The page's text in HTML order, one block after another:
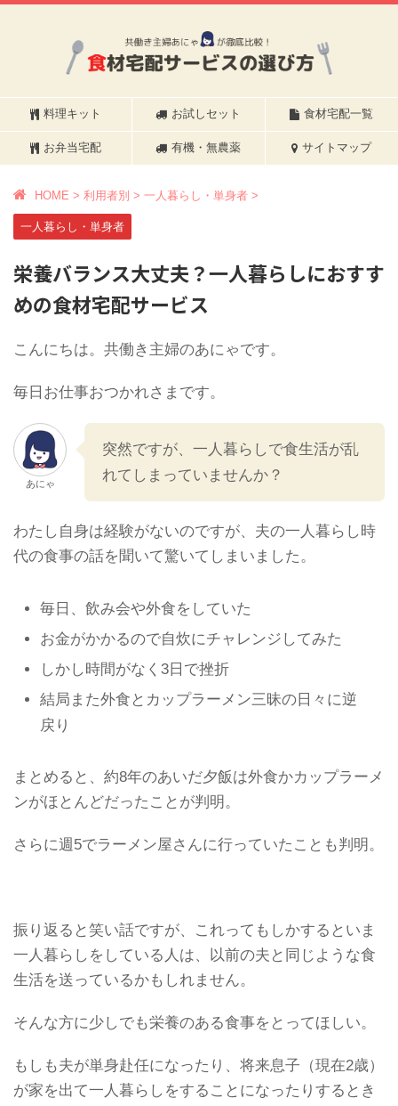
料理キット お試しセット 食材宅配一覧
お弁当宅配 有機・無農薬 サイトマップ
HOME > 利用者別 > 一人暮らし・単身者 >
一人暮らし・単身者
栄養バランス大丈夫？一人暮らしにおすす
めの食材宅配サービス
こんにちは。共働き主婦のあにゃです。
毎日お仕事おつかれさまです。
あにゃ
突然ですが、一人暮らしで食生活が乱
れてしまっていませんか？
わたし自身は経験がないのですが、夫の一人暮らし時
代の食事の話を聞いて驚いてしまいました。
毎日、飲み会や外食をしていた
お金がかかるので自炊にチャレンジしてみた
しかし時間がなく3日で挫折
結局また外食とカップラーメン三昧の日々に逆
戻り
まとめると、約8年のあいだ夕飯は外食かカップラーメ
ンがほとんどだったことが判明。
さらに週5でラーメン屋さんに行っていたことも判明。
振り返ると笑い話ですが、これってもしかするといま
一人暮らしをしている人は、以前の夫と同じような食
生活を送っているかもしれません。
そんな方に少しでも栄養のある食事をとってほしい。
もしも夫が単身赴任になったり、将来息子（現在2歳）
が家を出て一人暮らしをすることになったりするとき